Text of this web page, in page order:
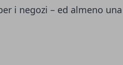
i negozi – ed almeno una